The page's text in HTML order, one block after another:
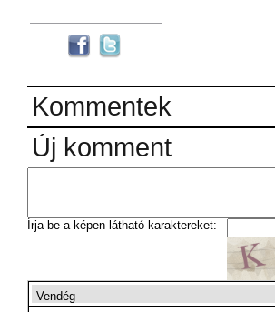
Kommentek
Új komment
Írja be a képen látható karaktereket:
Vendég